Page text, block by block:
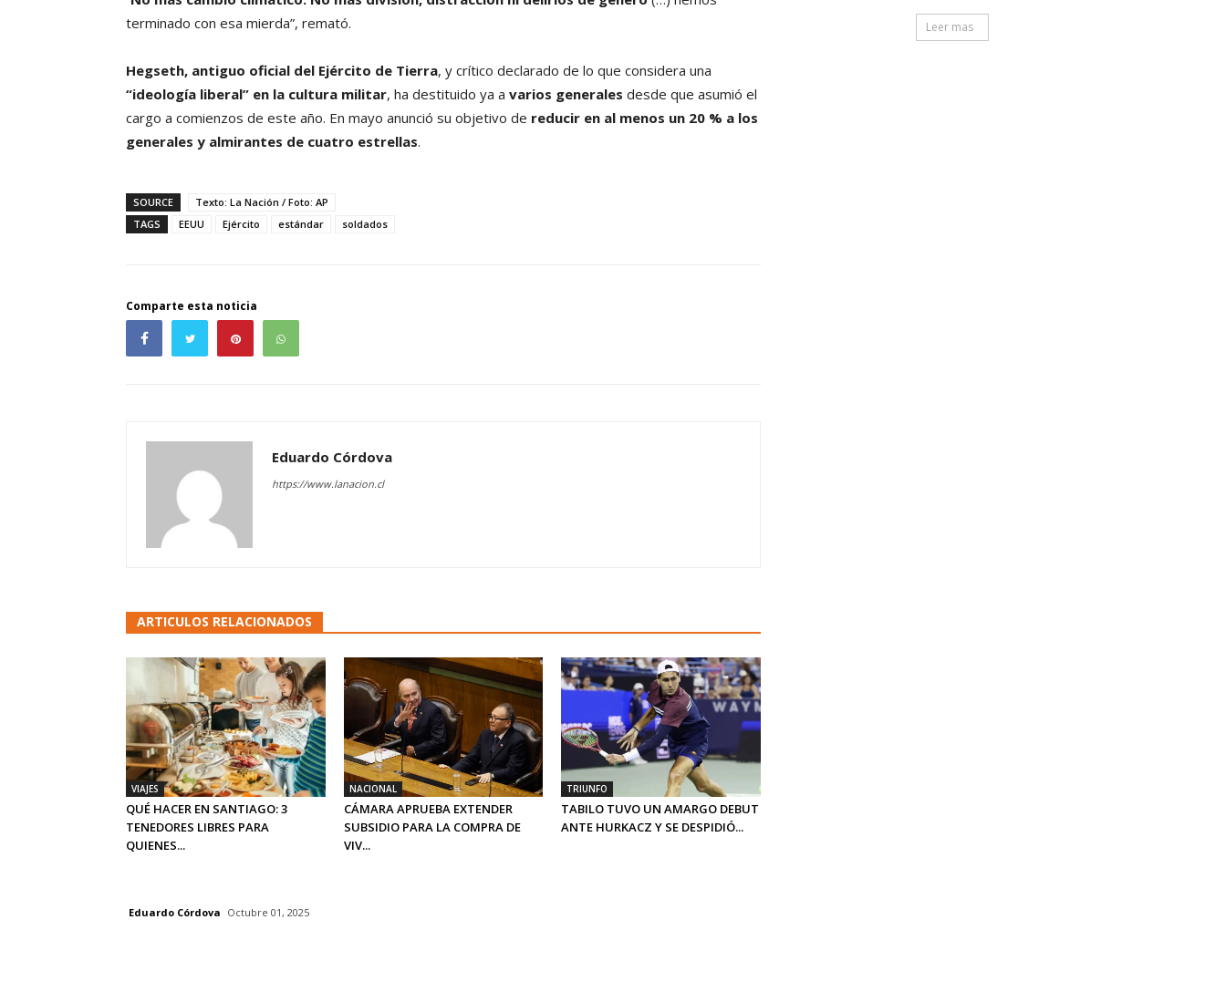
terminado con esa mierda”, remató.
Hegseth, antiguo oficial del Ejército de Tierra, y crítico declarado de lo que considera una
“ideología liberal” en la cultura militar, ha destituido ya a varios generales desde que asumió el
cargo a comienzos de este año. En mayo anunció su objetivo de reducir en al menos un 20 % a los
generales y almirantes de cuatro estrellas.
SOURCE
Texto: La Nación / Foto: AP
TAGS
EEUU Ejército estándar soldados
Comparte esta noticia
Eduardo Córdova
https://www.lanacion.cl
ARTICULOS RELACIONADOS
VIAJES
QUÉ HACER EN SANTIAGO: 3
TENEDORES LIBRES PARA
QUIENES...
NACIONAL
CÁMARA APRUEBA EXTENDER
SUBSIDIO PARA LA COMPRA DE
VIV...
TRIUNFO
TABILO TUVO UN AMARGO DEBUT
ANTE HURKACZ Y SE DESPIDIÓ...
Leer mas
Eduardo Córdova Octubre 01, 2025